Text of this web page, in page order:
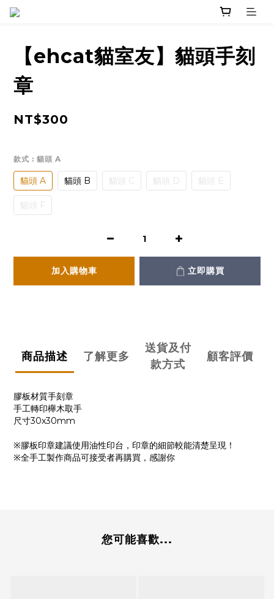
【ehcat貓室友】貓頭手刻
章
NT$300
款式 : 貓頭 A
貓頭 A 貓頭 B 貓頭 C 貓頭 D 貓頭 E
貓頭 F
加入購物車 立即購買
商品描述 了解更多
送貨及付
款方式
顧客評價
膠板材質手刻章
手工轉印櫸木取手
尺寸30x30mm
※膠板印章建議使用油性印台，印章的細節較能清楚呈現！
※全手工製作商品可接受者再購買，感謝你
您可能喜歡...